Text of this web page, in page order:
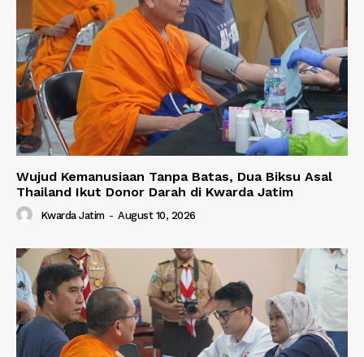
Wujud Kemanusiaan Tanpa Batas, Dua Biksu Asal
Thailand Ikut Donor Darah di Kwarda Jatim
Kwarda Jatim - August 10, 2026